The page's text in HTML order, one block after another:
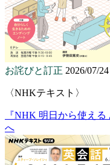
お詫びと訂正 2026/07/24
〈NHKテキスト〉
『NHK 明日から使え
へ